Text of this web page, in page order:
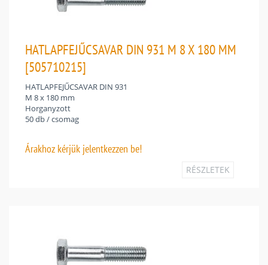
HATLAPFEJŰCSAVAR DIN 931 M 8 X 180 MM
[505710215]
HATLAPFEJŰCSAVAR DIN 931
M 8 x 180 mm
Horganyzott
50 db / csomag
Árakhoz kérjük jelentkezzen be!
RÉSZLETEK